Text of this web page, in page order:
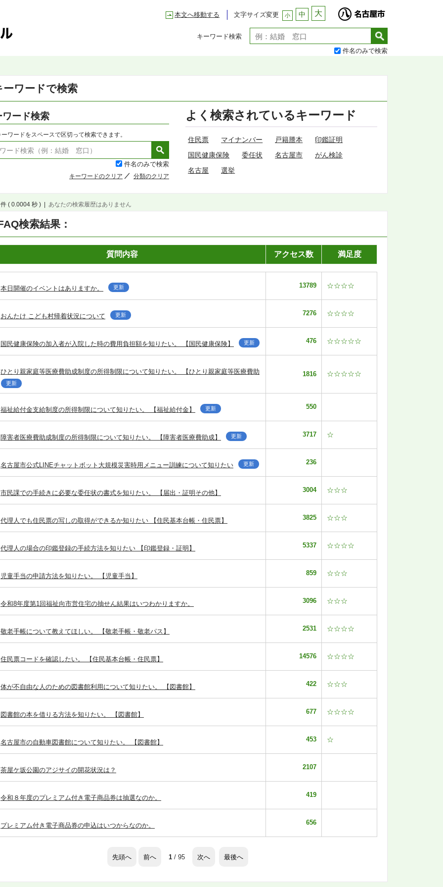
本文へ移動する 文字サイズ変更 小 中 大
キーワード検索
件名のみで検索
ーワードで検索
ード検索
ワードをスペースで区切って検索できます。
件名のみで検索
キーワードのクリア 分類のクリア
よく検索されているキーワード
住民票 マイナンバー 戸籍謄本
印鑑証明
国民健康保険
委任状 名古屋市
がん検診
名古屋
選挙
検索結果：
( 0.0004 秒 ) あなたの検索履歴はありません
質問内容 アクセス数 満足度
本日開催のイベントはありますか。 更新 13789 ☆☆☆☆
おんたけ こども村帰着状況について 更新 7276 ☆☆☆☆
国民健康保険の加入者が入院した時の費用負担額を知りたい。 【国民健康保険】 更新 476 ☆☆☆☆☆
ひとり親家庭等医療費助成制度の所得制限について知りたい。 【ひとり親家庭等医療費助
更新
1816 ☆☆☆☆☆
福祉給付金支給制度の所得制限について知りたい。 【福祉給付金】 更新 550
障害者医療費助成制度の所得制限について知りたい。 【障害者医療費助成】 更新 3717 ☆
名古屋市公式LINEチャットボット大規模災害時用メニュー訓練について知りたい 更新 236
市民課での手続きに必要な委任状の書式を知りたい。 【届出・証明その他】 3004 ☆☆☆
代理人でも住民票の写しの取得ができるか知りたい 【住民基本台帳・住民票】 3825 ☆☆☆
代理人の場合の印鑑登録の手続方法を知りたい 【印鑑登録・証明】 5337 ☆☆☆☆
児童手当の申請方法を知りたい。 【児童手当】 859 ☆☆☆
令和8年度第1回福祉向市営住宅の抽せん結果はいつわかりますか。 3096 ☆☆☆
敬老手帳について教えてほしい。 【敬老手帳・敬老パス】 2531 ☆☆☆☆
住民票コードを確認したい。 【住民基本台帳・住民票】 14576 ☆☆☆☆
体が不自由な人のための図書館利用について知りたい。 【図書館】 422 ☆☆☆
図書館の本を借りる方法を知りたい。 【図書館】 677 ☆☆☆☆
名古屋市の自動車図書館について知りたい。 【図書館】 453 ☆
茶屋ケ坂公園のアジサイの開花状況は？ 2107
令和８年度のプレミアム付き電子商品券は抽選なのか。 419
プレミアム付き電子商品券の申込はいつからなのか。 656
先頭へ 前へ 1/ 95 次へ 最後へ